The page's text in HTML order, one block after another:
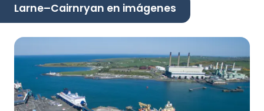
Larne–Cairnryan en imágenes